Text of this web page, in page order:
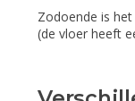
Zodoende is
(de vloer heeft